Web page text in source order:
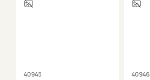
40945 40946